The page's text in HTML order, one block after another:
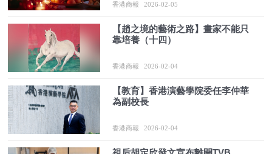
香港商報 2026-02-05
【趙之境的藝術之路】畫家不能只
靠培養（十四）
香港商報 2026-02-04
【教育】香港演藝學院委任李仲華
為副校長
香港商報 2026-02-04